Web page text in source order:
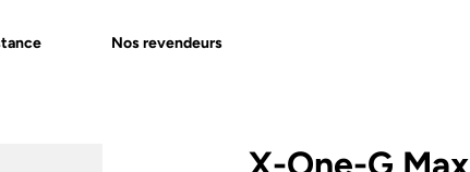
Nos revendeurs